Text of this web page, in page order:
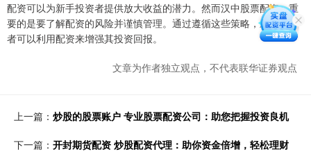
配资可以为新手投资者提供放大收益的潜力。然而汉中股票配资，重
要的是要了解配资的风险并谨慎管理。通过遵循这些策略，新手投资
者可以利用配资来增强其投资回报。
文章为作者独立观点，不代表联华证券观点
上一篇： 炒股的股票账户 专业股票配资公司：助您把握投资良机
下一篇： 开封期货配资 炒股配资代理：助你资金倍增，轻松理财